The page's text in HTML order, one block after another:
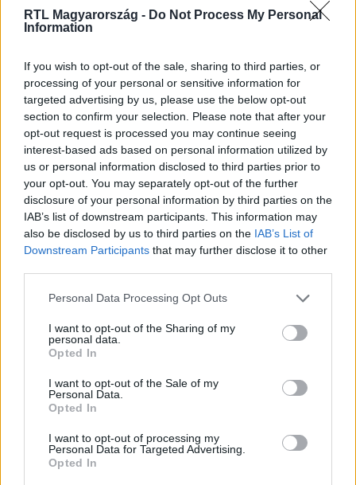
RTL Magyarország - Do Not Process My Personal
Information
If you wish to opt-out of the sale, sharing to third parties, or
processing of your personal or sensitive information for
targeted advertising by us, please use the below opt-out
section to confirm your selection. Please note that after your
opt-out request is processed you may continue seeing
interest-based ads based on personal information utilized by
us or personal information disclosed to third parties prior to
your opt-out. You may separately opt-out of the further
disclosure of your personal information by third parties on the
IAB’s list of downstream participants. This information may
also be disclosed by us to third parties on the IAB’s List of
Downstream Participants that may further disclose it to other
Please note that this website/app uses one or more Google
not limited to your visit or usage behaviour. You may click to
grant or deny consent to Google and its third-party tags to
use your data for below specified purposes in below Google
consent section.
Personal Data Processing Opt Outs
I want to opt-out of the Sharing of my
personal data.
Opted In
I want to opt-out of the Sale of my
Personal Data.
Opted In
I want to opt-out of processing my
Personal Data for Targeted Advertising.
Opted In
Kövess minket, és értesülj a friss
hírekről a Facebookon is!
Követem
HÚSVÉT #TAVASZI SZÜNET #CSALÁDI PROGRAMOK
CSESZNEK
KIRÁNDULÁS #BAKONY # VR JÁTÉKOK
LOVAGVÖLGY